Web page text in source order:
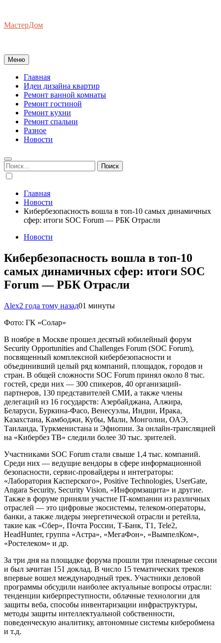
содержимому
МастерДом
Меню
Главная
Идеи дизайна квартир
Ремонт ванной комнаты
Ремонт гостиной
Ремонт кухни
Ремонт спальни
Разное
Новости
Найти:
Главная
Новости
Кибербезопасность вошла в топ-10 самых динамичных
сфер: итоги SOC Forum — РБК Отрасли
Новости
Кибербезопасность вошла в топ-10
самых динамичных сфер: итоги SOC
Forum — РБК Отрасли
Alex2 года тому назад01 минуты
Фото: ГК «Солар»
В ноябре в Москве прошел десятый юбилейный форум
Security Opportunities and Challenges Forum (SOC Forum),
посвященный комплексной кибербезопасности и
объединивший целый ряд компаний, площадок, городов и
стран. В общей сложности SOC Forum принял около 8 тыс.
гостей, среди них — 300 спикеров, 40 организаций-
партнеров, 130 представителей СМИ, а также члены
делегаций из 16 государств: Азербайджана, Алжира,
Беларуси, Буркина-Фасо, Венесуэлы, Индии, Ирака,
Казахстана, Камбоджи, Кубы, Мали, Монголии, ОАЭ,
Таиланда, Туркменистана и Эфиопии. За онлайн-трансляцией
на «Кибербез ТВ» следили более 30 тыс. зрителей.
Участниками SOC Forum стали свыше 1,4 тыс. компаний.
Среди них — ведущие вендоры в сфере информационной
безопасности, сервис-провайдеры и интеграторы:
«Лаборатория Касперского», Positive Technologies, UserGate,
Angara Security, Security Vision, «Информзащита» и другие.
Также в форуме приняли участие IT-компании из различных
отраслей — это цифровые экосистемы, телеком-операторы,
банки, а также лидеры энергетической отрасли и ретейла,
такие как «Сбер», Почта России, Т-Банк, Т1, Tele2,
HeadHunter, группа «Астра», «МегаФон», «ВымпелКом»,
«Ростелеком» и др.
За три дня на площадке форума прошли три пленарные сессии
и был зачитан 151 доклад. В число 15 тематических треков
впервые вошел международный трек. Участники деловой
программы обсудили наиболее актуальные вопросы отрасли:
тенденции киберпреступности, облачные технологии для
защиты веба, способы инвентаризации инфраструктуры,
методы защиты интеллектуальной собственности,
поведенческую аналитику, автономные системы киберобмена
и т.д.